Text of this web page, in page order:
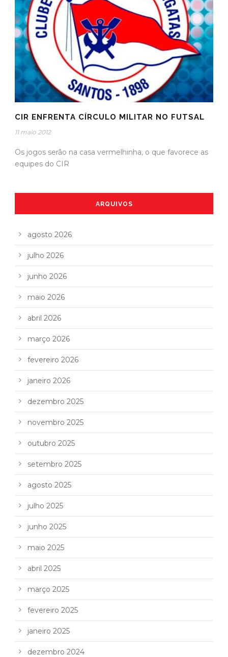
CIR ENFRENTA CÍRCULO MILITAR NO FUTSAL
11 maio 2012
Os jogos serão na casa vermelhinha, o que favorece as
equipes do CIR
ARQUIVOS
agosto 2026
julho 2026
junho 2026
maio 2026
abril 2026
março 2026
fevereiro 2026
janeiro 2026
dezembro 2025
novembro 2025
outubro 2025
setembro 2025
agosto 2025
julho 2025
junho 2025
maio 2025
abril 2025
março 2025
fevereiro 2025
janeiro 2025
dezembro 2024